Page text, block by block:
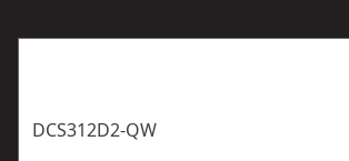
DCS312D2-QW